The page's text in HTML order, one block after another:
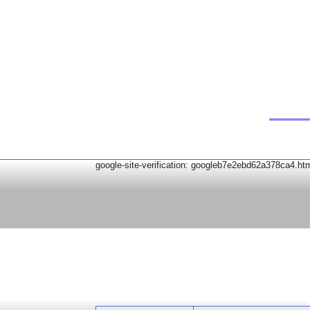
google-site-verification: